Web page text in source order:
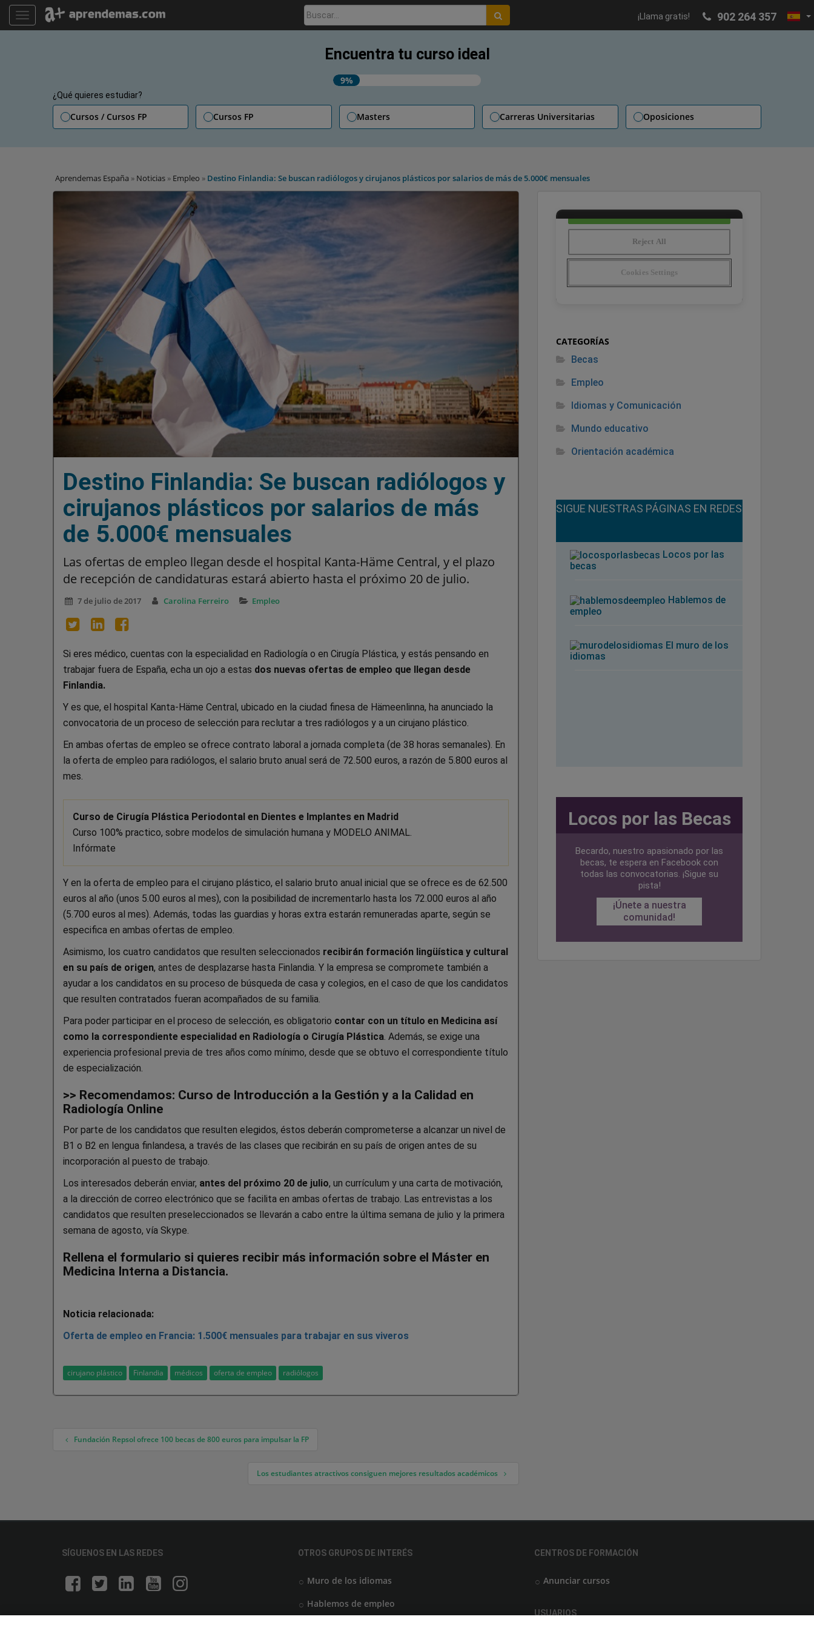
TOGGLE NAVIGATION ¡Llama gratis! 902 264 357
Buscar:
Encuentra tu curso ideal
9%
¿Qué quieres estudiar?
Cursos / Cursos FP Cursos FP Masters Carreras Universitarias Oposiciones
Aprendemas España » Noticias » Empleo » Destino Finlandia: Se buscan radiólogos y cirujanos plásticos por salarios de más de 5.000€ mensuales
Destino Finlandia: Se buscan radiólogos y
cirujanos plásticos por salarios de más
de 5.000€ mensuales
Las ofertas de empleo llegan desde el hospital Kanta-Häme Central, y el plazo
de recepción de candidaturas estará abierto hasta el próximo 20 de julio.
7 de julio de 2017 Carolina Ferreiro Empleo
Si eres médico, cuentas con la especialidad en Radiología o en Cirugía Plástica, y estás pensando en
trabajar fuera de España, echa un ojo a estas dos nuevas ofertas de empleo que llegan desde
Finlandia.
Y es que, el hospital Kanta-Häme Central, ubicado en la ciudad finesa de Hämeenlinna, ha anunciado la
convocatoria de un proceso de selección para reclutar a tres radiólogos y a un cirujano plástico.
En ambas ofertas de empleo se ofrece contrato laboral a jornada completa (de 38 horas semanales). En
la oferta de empleo para radiólogos, el salario bruto anual será de 72.500 euros, a razón de 5.800 euros al
mes.
Curso de Cirugía Plástica Periodontal en Dientes e Implantes en Madrid
Curso 100% practico, sobre modelos de simulación humana y MODELO ANIMAL.
Infórmate
Y en la oferta de empleo para el cirujano plástico, el salario bruto anual inicial que se ofrece es de 62.500
euros al año (unos 5.00 euros al mes), con la posibilidad de incrementarlo hasta los 72.000 euros al año
(5.700 euros al mes). Además, todas las guardias y horas extra estarán remuneradas aparte, según se
especifica en ambas ofertas de empleo.
Asimismo, los cuatro candidatos que resulten seleccionados recibirán formación lingüística y cultural
en su país de origen, antes de desplazarse hasta Finlandia. Y la empresa se compromete también a
ayudar a los candidatos en su proceso de búsqueda de casa y colegios, en el caso de que los candidatos
que resulten contratados fueran acompañados de su familia.
Para poder participar en el proceso de selección, es obligatorio contar con un título en Medicina así
como la correspondiente especialidad en Radiología o Cirugía Plástica. Además, se exige una
experiencia profesional previa de tres años como mínimo, desde que se obtuvo el correspondiente título
de especialización.
>> Recomendamos: Curso de Introducción a la Gestión y a la Calidad en
Radiología Online
Por parte de los candidatos que resulten elegidos, éstos deberán comprometerse a alcanzar un nivel de
B1 o B2 en lengua finlandesa, a través de las clases que recibirán en su país de origen antes de su
incorporación al puesto de trabajo.
Los interesados deberán enviar, antes del próximo 20 de julio, un currículum y una carta de motivación,
a la dirección de correo electrónico que se facilita en ambas ofertas de trabajo. Las entrevistas a los
candidatos que resulten preseleccionados se llevarán a cabo entre la última semana de julio y la primera
semana de agosto, vía Skype.
Rellena el formulario si quieres recibir más información sobre el Máster en
Medicina Interna a Distancia.
Noticia relacionada:
Oferta de empleo en Francia: 1.500€ mensuales para trabajar en sus viveros
cirujano plástico Finlandia médicos oferta de empleo radiólogos
Navegación de entradas
Fundación Repsol ofrece 100 becas de 800 euros para impulsar la FP
Los estudiantes atractivos consiguen mejores resultados académicos
CATEGORÍAS
Becas
Empleo
Idiomas y Comunicación
Mundo educativo
Orientación académica
¡SIGUE NUESTRAS PÁGINAS EN REDES!
Locos por las
becas
Hablemos de
empleo
El muro de los
idiomas
Locos por las Becas
Becardo, nuestro apasionado por las
becas, te espera en Facebook con
todas las convocatorias. ¡Sigue su
pista!
¡Únete a nuestra
comunidad!
SÍGUENOS EN LAS REDES OTROS GRUPOS DE INTERÉS
Muro de los idiomas
Hablemos de empleo
CENTROS DE FORMACIÓN
Anunciar cursos
USUARIOS